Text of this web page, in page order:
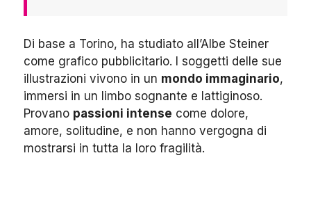
Di base a Torino, ha studiato all’Albe Steiner
come grafico pubblicitario. I soggetti delle sue
illustrazioni vivono in un mondo immaginario,
immersi in un limbo sognante e lattiginoso.
Provano passioni intense come dolore,
amore, solitudine, e non hanno vergogna di
mostrarsi in tutta la loro fragilità.